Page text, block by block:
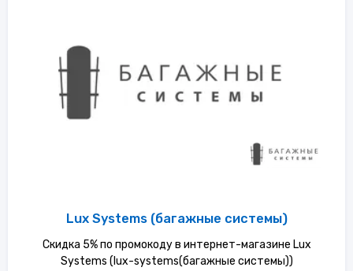
Lux Systems (багажные системы)
Скидка 5% по промокоду в интернет-магазине Lux
Systems (lux-systems(багажные системы))